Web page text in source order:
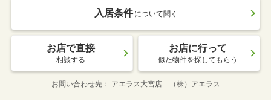
入居条件 について聞く
お店で直接
相談する
お店に行って
似た物件を探してもらう
お問い合わせ先 アエラス大宮店 （株）アエラス